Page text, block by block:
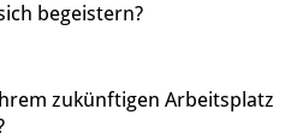
begeistern?
zukünftigen Arbeitsplatz